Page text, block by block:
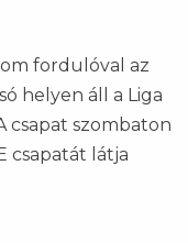
fordulóval az
helyen áll a Liga
csapat szombaton
csapatát látja